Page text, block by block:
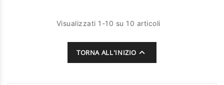
Visualizzati 1-10 su 10 articoli
TORNA ALL'INIZIO 